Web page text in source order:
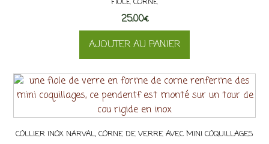
options
peuvent
être
choisies
la
page
du
25,00€
AJOUTER AU PANIER
COLLIER INOX NARVAL, CORNE DE VERRE AVEC MINI COQUILLAGES